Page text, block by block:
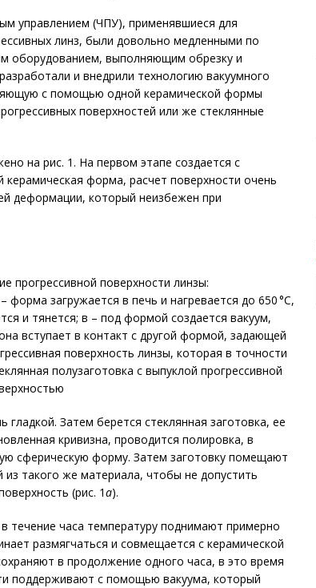
управлением (ЧПУ), применявшиеся для
линз, были довольно медленными по
оборудованием, выполняющим обрезку и
и внедрили технологию вакуумного
с помощью одной керамической формы
поверхностей или же стеклянные
на рис. 1. На первом этапе создается с
форма, расчет поверхности очень
деформации, который неизбежен при
прогрессивной поверхности линзы:
форма загружается в печь и нагревается до 650 °C,
и тянется; в – под формой создается вакуум,
вступает в контакт с другой формой, задающей
поверхность линзы, которая в точности
полузаготовка с выпуклой прогрессивной
Затем берется стеклянная заготовка, ее
кривизна, проводится полировка, в
сферическую форму. Затем заготовку помещают
такого же материала, чтобы не допустить
(рис. 1а).
часа температуру поднимают примерно
размягчаться и совмещается с керамической
в продолжение одного часа, в это время
поддерживают с помощью вакуума, который